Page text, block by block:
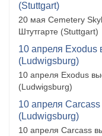
(Stuttgart)
20 мая Cemetery
Штутгарте (Stuttgart)
10 апреля Exodus
(Ludwigsburg)
10 апреля Exodus
(Ludwigsburg)
10 апреля
(Ludwigsburg)
10 апреля Carcass